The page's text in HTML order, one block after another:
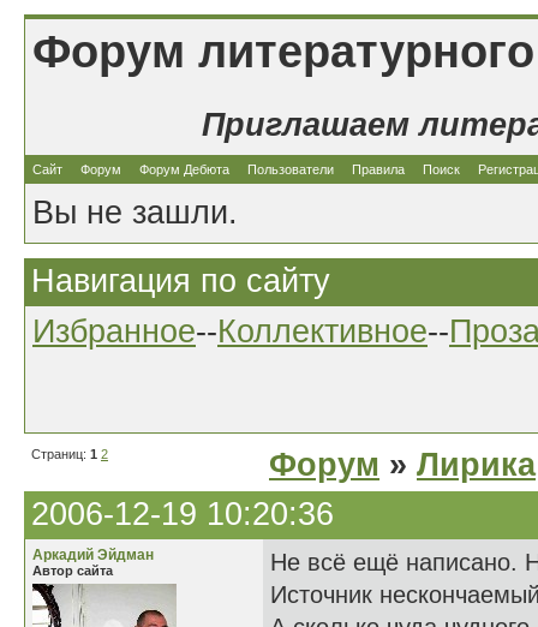
Форум
Приглашаем
Сайт Форум Форум Дебюта Пользователи Правила Поиск
Вы не зашли.
Навигация по сайту
Избранное--Коллективное--
Страниц: 1 2 Форум » Лирика
2006-12-19 10:20:36
Аркадий Эйдман
Автор сайта
Не всё ещё написано.
Источник